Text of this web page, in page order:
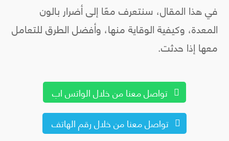
في هذا المقال، سنتعرف معًا إلى أضرار بالون
المعدة، وكيفية الوقاية منها، وأفضل الطرق للتعامل
معها إذا حدثت.
تواصل معنا من خلال الواتس اب
تواصل معنا من خلال رقم الهاتف